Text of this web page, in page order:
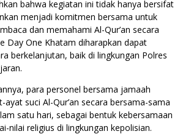
bahwa kegiatan ini tidak hanya bersifat
menjadi komitmen bersama untuk
dan memahami Al-Qur’an secara
Day One Khatam diharapkan dapat
berkelanjutan, baik di lingkungan Polres
para personel bersama jamaah
suci Al-Qur’an secara bersama-sama
satu hari, sebagai bentuk kebersamaan
nilai religius di lingkungan kepolisian.